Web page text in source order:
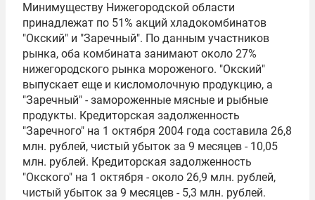
Минимуществу Нижегородской области
принадлежат по 51% акций хладокомбинатов
"Окский" и "Заречный". По данным участников
рынка, оба комбината занимают около 27%
нижегородского рынка мороженого. "Окский"
выпускает еще и кисломолочную продукцию, а
"Заречный" - замороженные мясные и рыбные
продукты. Кредиторская задолженность
"Заречного" на 1 октября 2004 года составила 26,8
млн. рублей, чистый убыток за 9 месяцев - 10,05
млн. рублей. Кредиторская задолженность
"Окского" на 1 октября - около 26,9 млн. рублей,
чистый убыток за 9 месяцев - 5,3 млн. рублей.